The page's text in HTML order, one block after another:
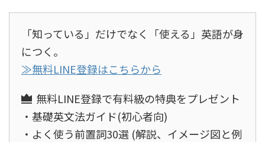
「知っている」だけでなく「使える」英語が身
につく。
≫無料LINE登録はこちらから
無料LINE登録で有料級の特典をプレゼント
・基礎英文法ガイド(初心者向)
・よく使う前置詞30選 (解説、イメージ図と例